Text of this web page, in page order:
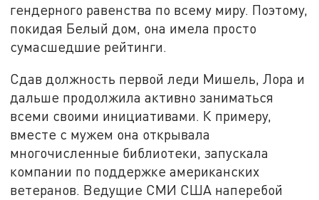
гендерного равенства по всему миру. Поэтому,
покидая Белый дом, она имела просто
сумасшедшие рейтинги.
Сдав должность первой леди Мишель, Лора и
дальше продолжила активно заниматься
всеми своими инициативами. К примеру,
вместе с мужем она открывала
многочисленные библиотеки, запускала
компании по поддержке американских
ветеранов. Ведущие СМИ США наперебой